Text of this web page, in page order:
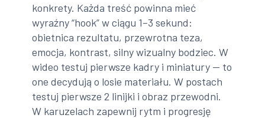
konkrety. Każda treść powinna mieć
wyraźny “hook” w ciągu 1–3 sekund:
obietnica rezultatu, przewrotna teza,
emocja, kontrast, silny wizualny bodziec. W
wideo testuj pierwsze kadry i miniatury — to
one decydują o losie materiału. W postach
testuj pierwsze 2 linijki i obraz przewodni.
W karuzelach zapewnij rytm i progresję